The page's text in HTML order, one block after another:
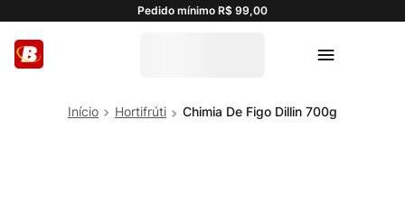
Pedido mínimo R$ 99,00
Hortifrúti Chimia De Figo Dillin 700g